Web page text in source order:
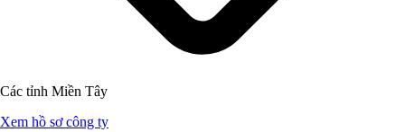
Các tỉnh Miền Tây
Xem hồ sơ công ty